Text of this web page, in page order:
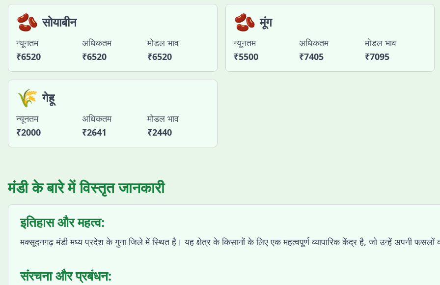
🫘 सोयाबीन
न्यूनतम
₹6520
अधिकतम
₹6520
मोडल भाव
₹6520
🫘 मूंग
न्यूनतम
₹5500
अधिकतम
₹7405
मोडल भाव
₹7095
🌾 गेहू
न्यूनतम
₹2000
अधिकतम
₹2641
मोडल भाव
₹2440
मंडी के बारे में विस्तृत जानकारी
इतिहास और महत्व:
मक्सूदनगढ़ मंडी मध्य प्रदेश के गुना जिले में स्थित है। यह क्षेत्र के किसानों के लिए एक महत्वपूर्ण व्यापारिक केंद्र है, जो उन्हें अपनी
संरचना और प्रबंधन: